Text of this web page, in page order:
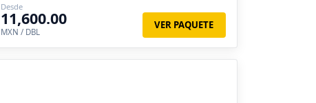
Desde
11,600.00
MXN / DBL
VER PAQUETE